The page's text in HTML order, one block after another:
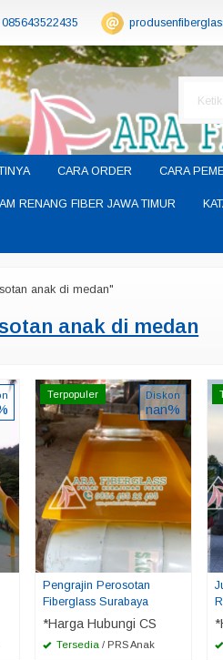
085643522435
CARA ORDER CARA
RENANG FIBER JAWA TIMUR
anak di medan"
anak di medan
Terpopuler Diskon
nan%
Pengrajin Perosotan
Fiberglass Surabaya
*Harga Hubungi CS
Tersedia / PRS Anak